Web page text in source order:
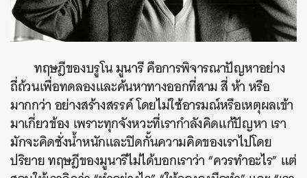
ทฤษฎีของบรูโน มูนารี คือการพิจารณาปัญหาอย่าง
ถี่ถ้วนเพื่อทดลองและค้นหาทางออกที่สาม สี่ ห้า หรือ
มากกว่า อย่างสร้างสรรค์ โดยไม่ใช้อารมณ์หรือเหตุผลเข้า
มาเกี่ยวข้อง เพราะทุกจังหวะที่เรากำลังคิดแก้ปัญหา เรา
มักจะคิดชั่งน้ำหนักและปิดกั้นความคิดของเราไปโดย
ปริยาย ทฤษฎีของมูนารีไม่ได้บอกเราว่า “ควรทำอะไร” แต่